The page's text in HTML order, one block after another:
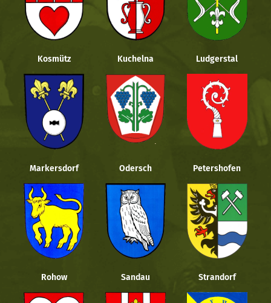
Kosmütz Kuchelna Ludgerstal
Markersdorf Odersch Petershofen
Rohow Sandau Strandorf